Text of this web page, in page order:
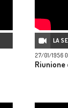
LA
27/01/1956
Riunione